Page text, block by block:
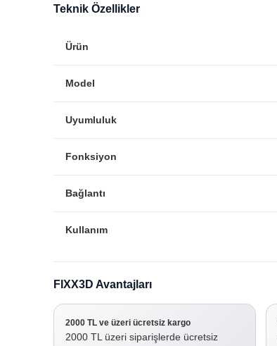
Teknik Özellikler
Ürün
Model
Uyumluluk
Fonksiyon
Bağlantı
Kullanım
FIXX3D Avantajları
2000 TL ve üzeri ücretsiz kargo
2000 TL üzeri siparişlerde ücretsiz